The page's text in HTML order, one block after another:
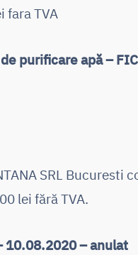
fara TVA
purificare apă –
SRL Bucuresti
lei fără TVA.
– anulat